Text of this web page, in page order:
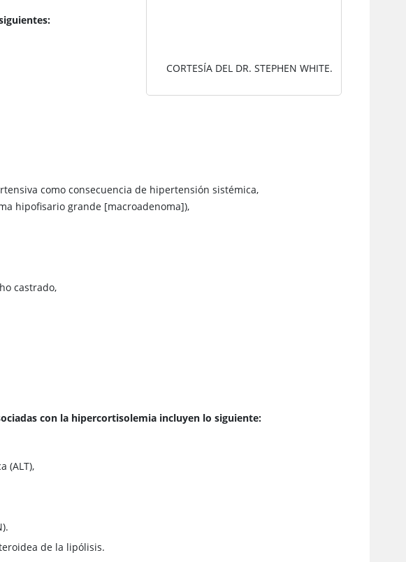
CORTESÍA DEL DR. STEPHEN WHITE.
como consecuencia de hipertensión sistémica,
hipofisario grande [macroadenoma]),
castrado,
con la hipercortisolemia incluyen lo siguiente:
(ALT),
de la lipólisis.